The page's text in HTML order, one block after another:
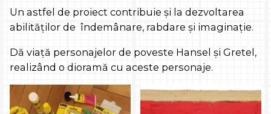
Un astfel de proiect contribuie și la dezvoltarea
abilităților de îndemânare, rabdare și imaginație.
Dă viață personajelor de poveste Hansel și Gretel,
realizând o dioramă cu aceste personaje.